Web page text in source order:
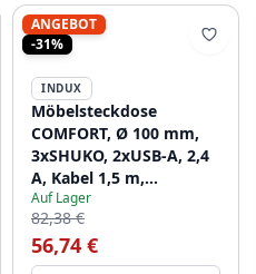
ANGEBOT
-31%
INDUX
Möbelsteckdose
COMFORT, Ø 100 mm,
3xSHUKO, 2xUSB-A, 2,4
A, Kabel 1,5 m,
Aluminium
Auf Lager
82,38 €
56,74 €